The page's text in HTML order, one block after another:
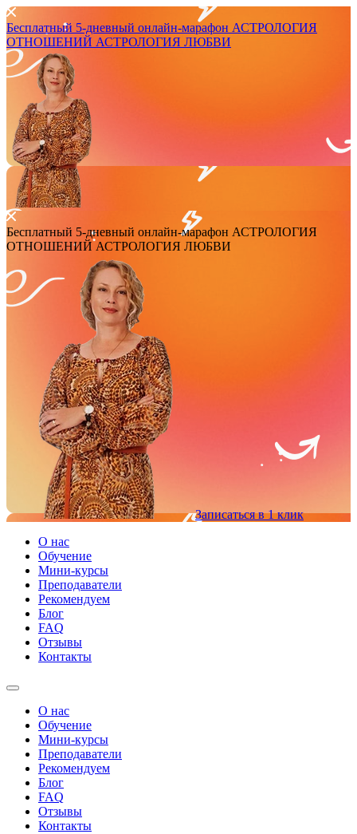
Бесплатный 5-дневный онлайн-марафон АСТРОЛОГИЯ
ОТНОШЕНИЙ АСТРОЛОГИЯ ЛЮБВИ
Бесплатный 5-дневный онлайн-марафон АСТРОЛОГИЯ
ОТНОШЕНИЙ АСТРОЛОГИЯ ЛЮБВИ
Записаться в 1 клик
О нас
Обучение
Мини-курсы
Преподаватели
Рекомендуем
Блог
FAQ
Отзывы
Контакты
О нас
Обучение
Мини-курсы
Преподаватели
Рекомендуем
Блог
FAQ
Отзывы
Контакты